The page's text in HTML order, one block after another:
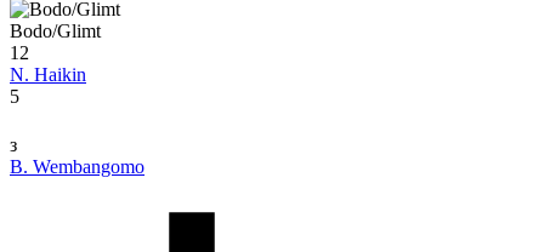
Bodo/Glimt
12
N. Haikin
5
з
B. Wembangomo